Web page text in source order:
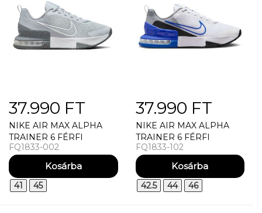
37.990 FT
NIKE AIR MAX ALPHA
TRAINER 6 FÉRFI
SPORTCIPŐ
FQ1833-002
41 45
37.990 FT
NIKE AIR MAX ALPHA
TRAINER 6 FÉRFI
SPORTCIPŐ
FQ1833-102
42.5 44 46